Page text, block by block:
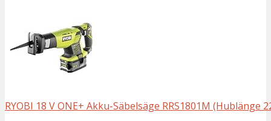
RYOBI 18 V ONE+ Akku-Säbelsäge RRS1801M (Hublänge